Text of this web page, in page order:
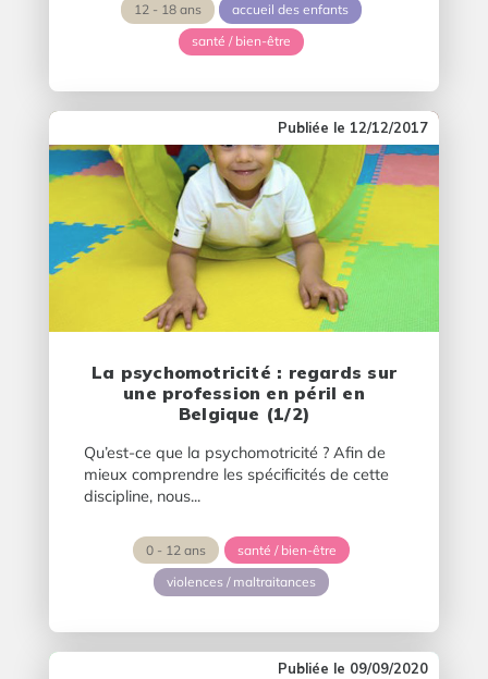
12 - 18 ans
accueil des enfants
santé / bien-être
12/12/2017
La psychomotricité : regards sur
une profession en péril en
Belgique (1/2)
Qu’est-ce que la psychomotricité ? Afin de
mieux comprendre les spécificités de cette
discipline, nous...
0 - 12 ans
santé / bien-être
violences / maltraitances
09/09/2020